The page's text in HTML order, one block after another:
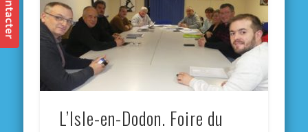
L’Isle-en-Dodon. Foire du